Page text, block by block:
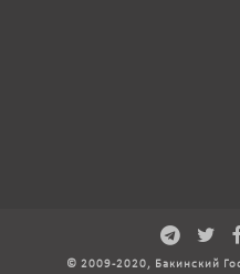
© 2009-2020, Бакинский